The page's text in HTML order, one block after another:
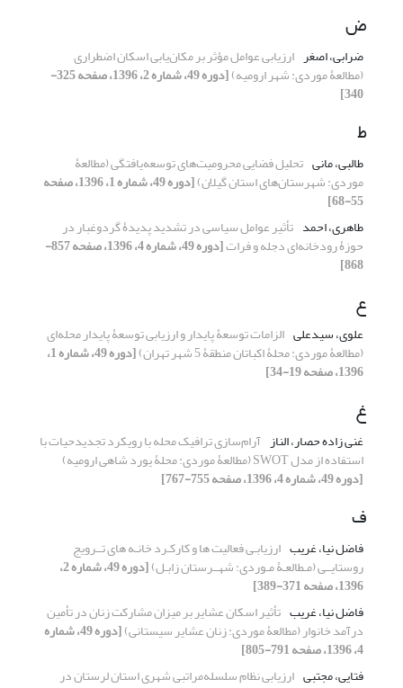
ض
ضرابی، اصغر ارزیابی عوامل مؤثر بر مکان‌یابی اسکان اضطراری
(مطالعۀ موردی: شهر ارومیه) [دوره 49، شماره 2، 1396، صفحه 325-
340]
ط
طالبی، مانی تحلیل فضایی محرومیت‌های توسعه‌یافتگی (مطالعۀ
موردی: شهرستان‌های استان گیلان) [دوره 49، شماره 1، 1396، صفحه
55-68]
طاهری، احمد تأثیر عوامل سیاسی در تشدید پدیدۀ گردوغبار در
حوزۀ رودخانه‌ای دجله و فرات [دوره 49، شماره 4، 1396، صفحه 857-
868]
ع
علوی، سیدعلی الزامات توسعۀ پایدار و ارزیابی توسعۀ پایدار محله‌ای
(مطالعۀ موردی: محلۀ اکباتان منطقۀ 5 شهر تهران) [دوره 49، شماره 1،
1396، صفحه 19-34]
غ
غنی زاده حصار، الناز آرام‌سازی ترافیک محله با رویکرد تجدیدحیات با
استفاده از مدل SWOT (مطالعۀ موردی: محلۀ یورد شاهی ارومیه)
[دوره 49، شماره 4، 1396، صفحه 755-767]
ف
فاضل نیا، غریب ارزیابـی فعالیت ها و کارکـرد خانـه های تــرویج
روستایــی (مـطالعـۀ مـوردی: شهــرستان زابـل) [دوره 49، شماره 2،
1396، صفحه 371-389]
فاضل نیا، غریب تأثیر اسکان عشایر بر میزان مشارکت زنان در تأمین
درآمد خانوار (مطالعۀ موردی: زنان عشایر سیستانی) [دوره 49، شماره
4، 1396، صفحه 791-805]
فتایی، مجتبی ارزیابی نظام سلسله‌مراتبی شهری استان لرستان در